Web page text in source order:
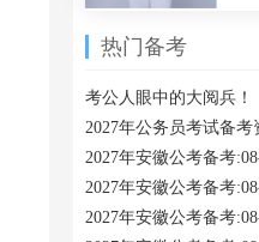
热门备考
考公人眼中的大阅兵！